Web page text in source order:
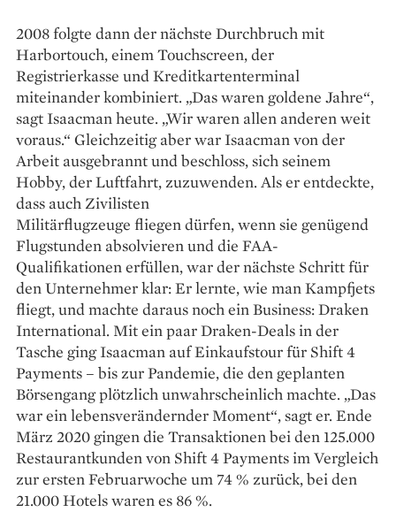
2008 folgte dann der nächste Durchbruch mit
Harbortouch, einem Touchscreen, der
Registrierkasse und Kreditkartenterminal
miteinander kombiniert. „Das waren goldene Jahre“,
sagt Isaacman heute. „Wir waren allen anderen weit
voraus.“ Gleichzeitig aber war Isaacman von der
Arbeit ausgebrannt und beschloss, sich seinem
Hobby, der Luftfahrt, zuzuwenden. Als er entdeckte,
dass auch Zivilisten
Militärflugzeuge fliegen dürfen, wenn sie genügend
Flugstunden absolvieren und die FAA-
Qualifikationen erfüllen, war der nächste Schritt für
den Unternehmer klar: Er lernte, wie man Kampfjets
fliegt, und machte daraus noch ein Business: Draken
International. Mit ein paar Draken-Deals in der
Tasche ging Isaacman auf Einkaufstour für Shift 4
Payments – bis zur Pandemie, die den geplanten
Börsengang plötzlich unwahrscheinlich machte. „Das
war ein lebensverändernder Moment“, sagt er. Ende
März 2020 gingen die Transaktionen bei den 125.000
Restaurantkunden von Shift 4 Payments im Vergleich
zur ersten Februarwoche um 74 % zurück, bei den
21.000 Hotels waren es 86 %.